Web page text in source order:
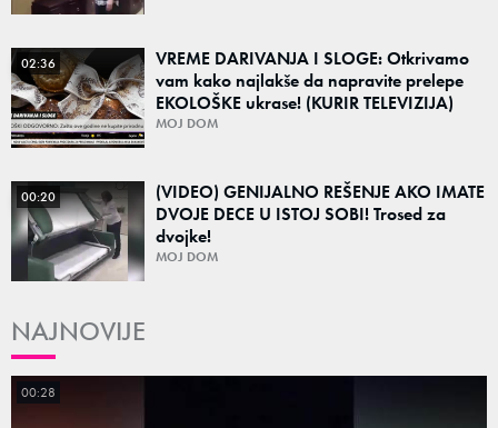
02:36
VREME DARIVANJA I SLOGE: Otkrivamo
vam kako najlakše da napravite prelepe
EKOLOŠKE ukrase! (KURIR TELEVIZIJA)
MOJ DOM
00:20
(VIDEO) GENIJALNO REŠENJE AKO IMATE
DVOJE DECE U ISTOJ SOBI! Trosed za
dvojke!
MOJ DOM
NAJNOVIJE
00:28